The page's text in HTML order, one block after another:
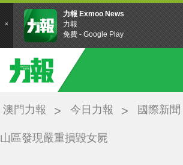
澳門力報 今日力報 國際新聞
山區發現嚴重損毀女屍